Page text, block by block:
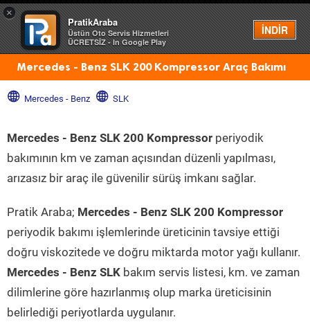
×
PratikAraba
Üstün Oto Servis Hizmetleri
ÜCRETSİZ - In Google Play
İNDİR
Menü
Mercedes - Benz SLK 200 Kompressor Araç Bakımı
Mercedes - Benz SLK
Mercedes - Benz SLK 200 Kompressor periyodik
bakımının km ve zaman açısından düzenli yapılması,
arızasız bir araç ile güvenilir sürüş imkanı sağlar.
Pratik Araba; Mercedes - Benz SLK 200 Kompressor
periyodik bakımı işlemlerinde üreticinin tavsiye ettiği
doğru viskozitede ve doğru miktarda motor yağı kullanır.
Mercedes - Benz SLK bakım servis listesi, km. ve zaman
dilimlerine göre hazırlanmış olup marka üreticisinin
belirlediği periyotlarda uygulanır.